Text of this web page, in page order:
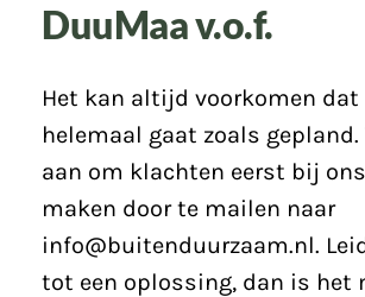
DuuMaa v.o.f.
Het kan altijd voorkomen
helemaal gaat zoals gepland.
aan om klachten eerst bij
maken door te mailen naar
info@buitenduurzaam.nl.
tot een oplossing, dan is het